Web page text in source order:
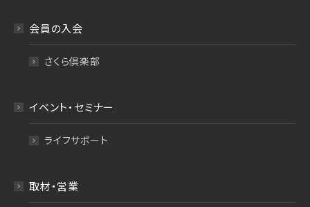
会員の入会
さくら倶楽部
イベント・セミナー
ライフサポート
取材・営業